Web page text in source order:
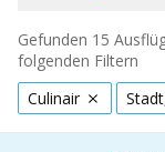
Gefunden 15
folgenden Filtern
Culinair